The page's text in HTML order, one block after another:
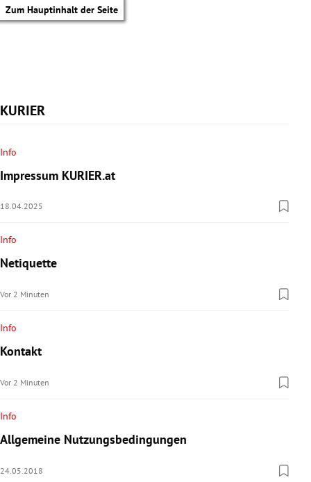
Zum Hauptinhalt der Seite
Untermenü
Untermenü
Untermenü
KURIER
Info
Impressum KURIER.at
18.04.2025
Info
Netiquette
Vor 2 Minuten
Info
Kontakt
Vor 2 Minuten
Info
Allgemeine Nutzungsbedingungen
24.05.2018